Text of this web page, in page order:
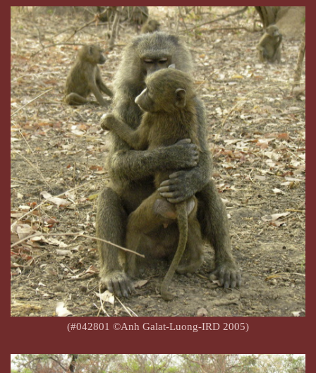
(#042801 ©Anh Galat-Luong-IRD 2005)